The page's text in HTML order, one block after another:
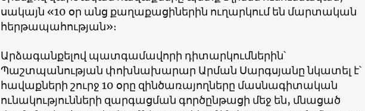
սակայն «10 օր անց քաղաքացիներին ուղարկում են մարտական
հերթապահության»։
Արձագանքելով պատգամավորի դիտարկումներին՝
Պաշտպանության փոխնախարար Արման Սարգսյանը նկատել է՝
հավաքների շուրջ 10 օրը զինծառայողները մասնագիտական
ունակությունների զարգացման գործընթացի մեջ են, մնացած